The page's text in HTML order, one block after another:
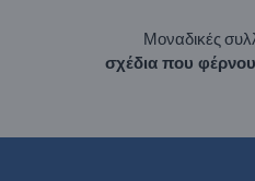
Μοναδικές
σχέδια που